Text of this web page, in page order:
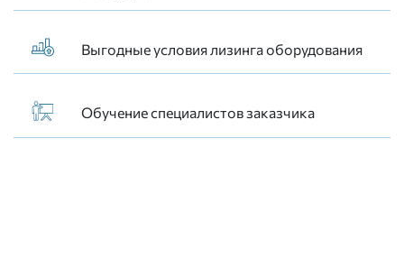
Выгодные условия лизинга оборудования
Обучение специалистов заказчика